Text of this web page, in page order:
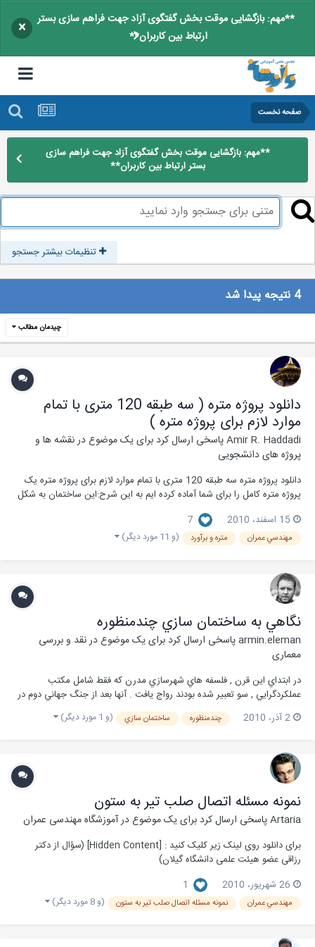
**مهم: بازگشایی موقت بخش گفتگوی آزاد جهت فراهم سازی بستر
ارتباط بین کاربران**
×
صفحه نخست
**مهم: بازگشایی موقت بخش گفتگوی آزاد جهت فراهم سازی
بستر ارتباط بین کاربران**
تنظیمات بیشتر جستجو
چیدمان مطالب
دانلود پروژه متره ( سه طبقه 120 متری با تمام
موارد لازم برای پروژه متره )
Amir R. Haddadiپاسخی ارسال کرد برای یک موضوع درنقشه ها و
پروژه های دانشجویی
دانلود پروژه متره سه طبقه 120 متری با تمام موارد لازم برای پروژه متره یک
پروژه متره کامل را برای شما آماده کرده ایم به این شرح:اين ساختمان به شکل
مساحت کل طبق...
15 اسفند، 2010 7
مهندسي عمران متره و برآورد (و 11 مورد دیگر)
نگاهي به ساختمان سازي چندمنظوره
armin.elemanپاسخی ارسال کرد برای یک موضوع درنقد و بررسی
معماری
در ابتداي اين قرن , فلسفه هاي شهرسازي مدرن كه فقط شامل مكتب
عملكردگرايي , سو تعبير شده بودند رواج يافت . آنها بعد از جنگ جهاني دوم در
شهرهاي آمريكاي شمالي توسعه يافتند و خسارت جبران ناپذيري را بوجود
آوردند. تجربه بزرگ شهري در باب جداسازي عملكردها تقريبا به زوال شهرهاي
2 آذر، 2010 چندمنظوره ساختمان سازي (و 1 مورد دیگر)
نمونه مسئله اتصال صلب تیر به ستون
Artariaپاسخی ارسال کرد برای یک موضوع درآموزشگاه مهندسی عمران
برای دانلود روی لینک زیر کلیک کنید : [Hidden Content] (سؤال از دکتر
رزاقی عضو هیئت علمی دانشگاه گیلان)
26 شهریور، 2010
1
مهندسي عمران نمونه مسئله اتصال صلب تیر به ستون (و 8 مورد دیگر)